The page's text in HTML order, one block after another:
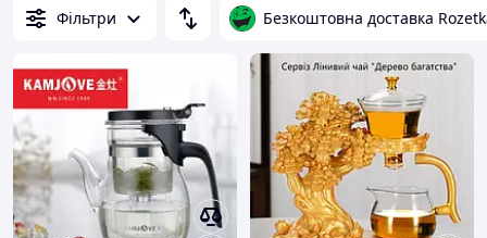
Фільтри Безкоштовна доставка